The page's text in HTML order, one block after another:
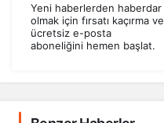
Yeni haberlerden haberdar
olmak için fırsatı kaçırma ve
ücretsiz e-posta
aboneliğini hemen başlat.